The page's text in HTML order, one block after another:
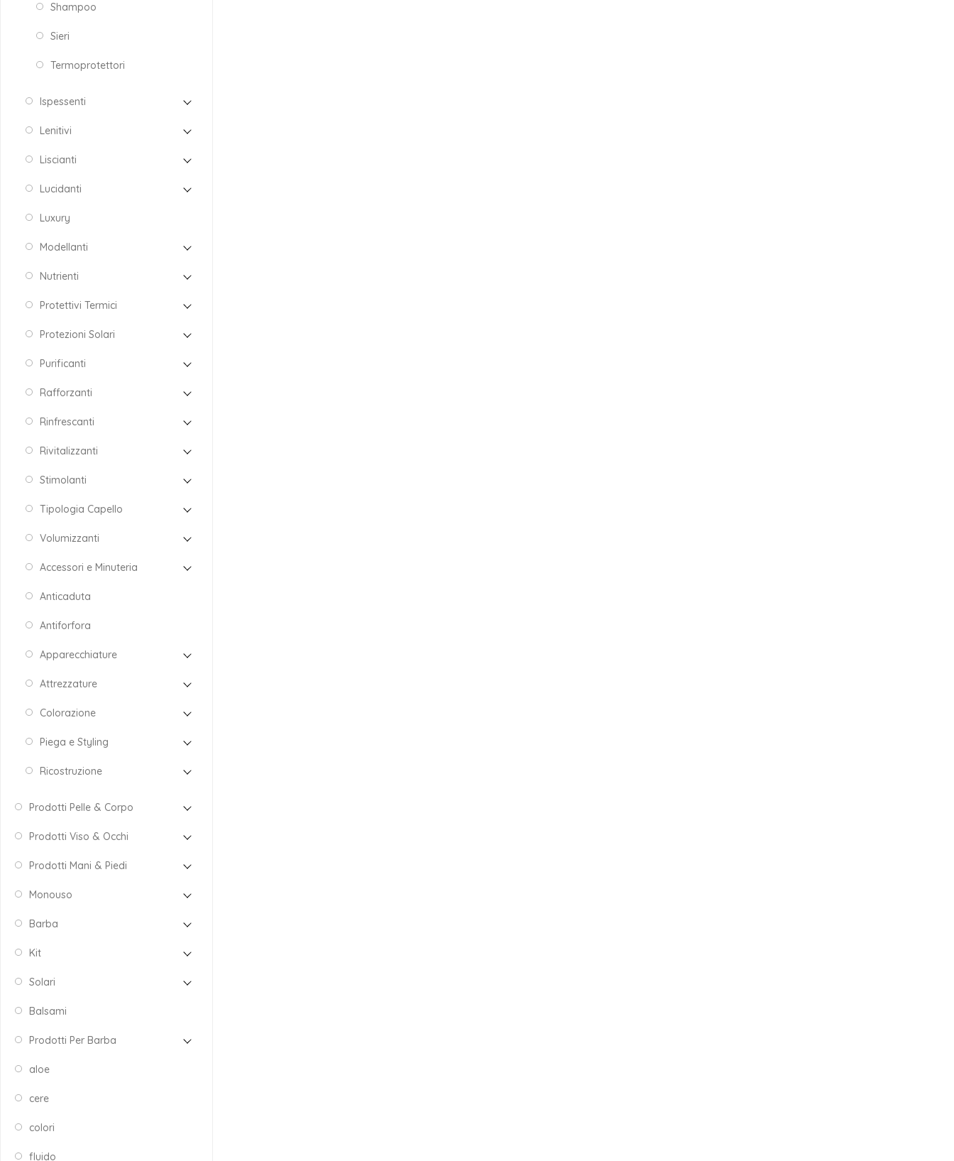
Shampoo
Sieri
Termoprotettori
Ispessenti
Lenitivi
Liscianti
Lucidanti
Luxury
Modellanti
Nutrienti
Protettivi Termici
Protezioni Solari
Purificanti
Rafforzanti
Rinfrescanti
Rivitalizzanti
Stimolanti
Tipologia Capello
Volumizzanti
Accessori e Minuteria
Anticaduta
Antiforfora
Apparecchiature
Attrezzature
Colorazione
Piega e Styling
Ricostruzione
Prodotti Pelle & Corpo
Prodotti Viso & Occhi
Prodotti Mani & Piedi
Monouso
Barba
Kit
Solari
Balsami
Prodotti Per Barba
aloe
cere
colori
fluido